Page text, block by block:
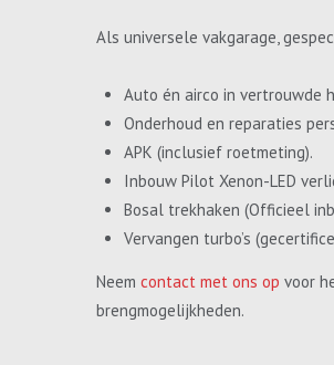
Als universele vakgarage,
Auto én airco in vertrouwde
Onderhoud en reparaties
APK (inclusief roetmeting).
Inbouw Pilot Xenon-LED
Bosal trekhaken (Officieel
Vervangen turbo’s
Neem contact met ons op voor
brengmogelijkheden.